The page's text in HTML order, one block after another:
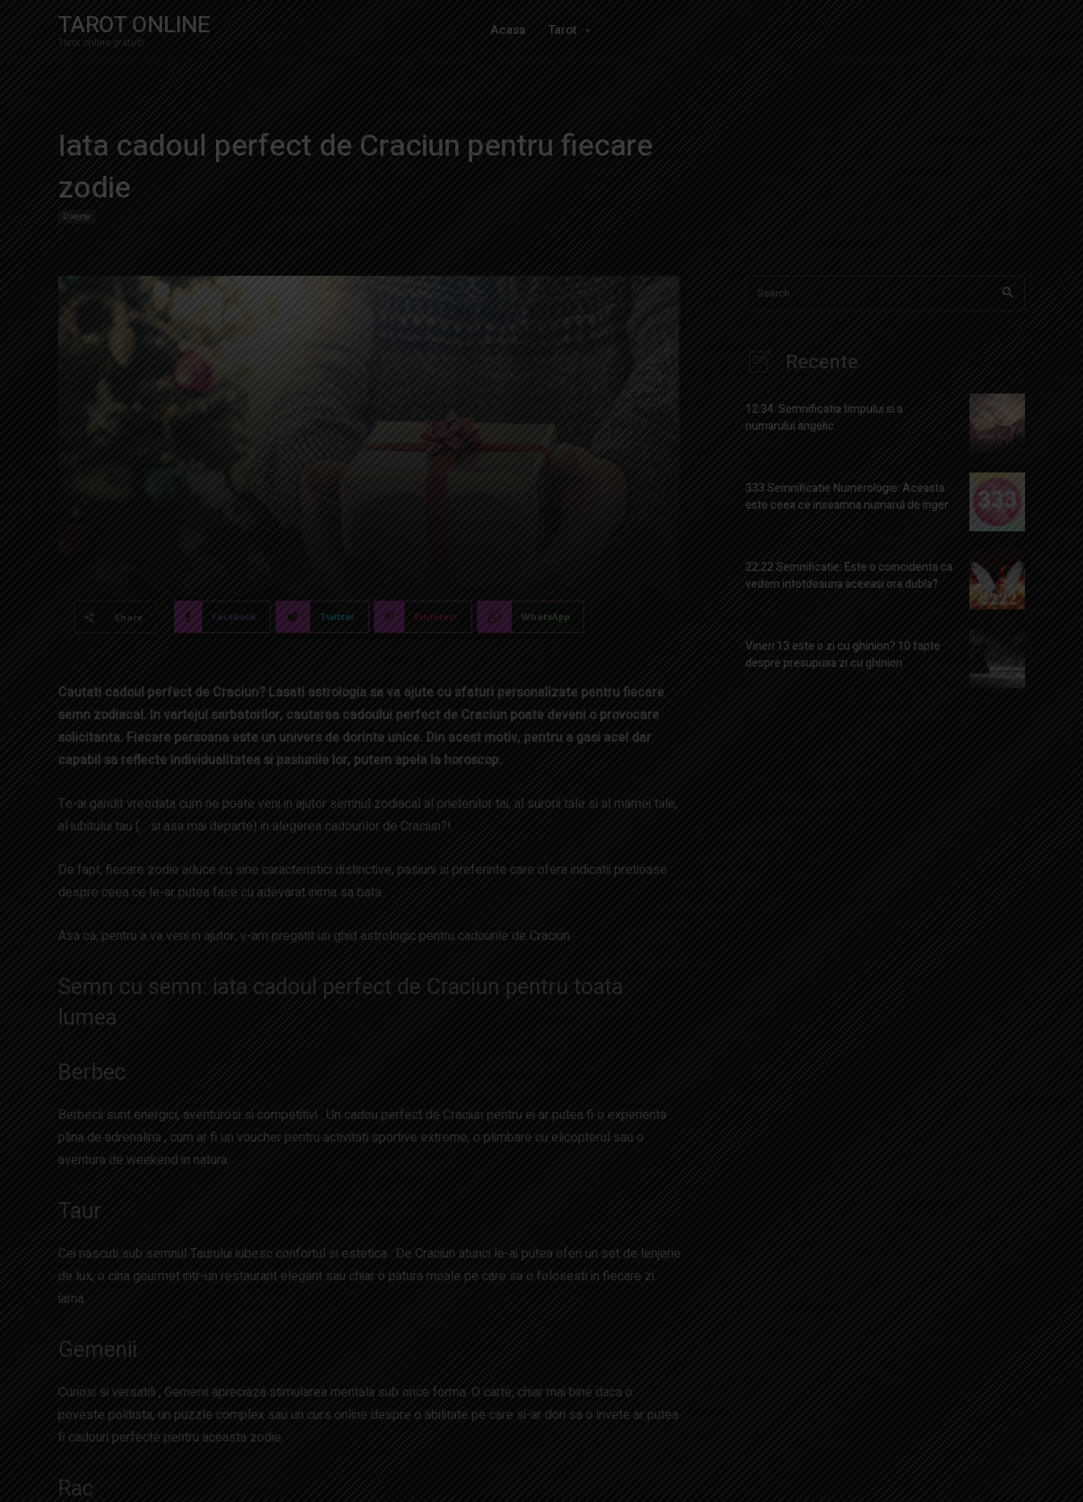
TAROT ONLINE
Tarot online gratuit!
Acasa Tarot
Iata cadoul perfect de Craciun pentru fiecare
zodie
Diverse
Share Facebook Twitter Pinterest WhatsApp
Cautati cadoul perfect de Craciun? Lasati astrologia sa va ajute cu sfaturi personalizate pentru fiecare
semn zodiacal. In vartejul sarbatorilor, cautarea cadoului perfect de Craciun poate deveni o provocare
solicitanta. Fiecare persoana este un univers de dorinte unice. Din acest motiv, pentru a gasi acel dar
capabil sa reflecte individualitatea si pasiunile lor, putem apela la horoscop.
Te-ai gandit vreodata cum ne poate veni in ajutor semnul zodiacal al prietenilor tai, al surorii tale si al mamei tale,
al iubitului tau (… si asa mai departe) in alegerea cadourilor de Craciun?!
De fapt, fiecare zodie aduce cu sine caracteristici distinctive, pasiuni si preferinte care ofera indicatii pretioase
despre ceea ce le-ar putea face cu adevarat inima sa bata.
Asa ca, pentru a va veni in ajutor, v-am pregatit un ghid astrologic pentru cadourile de Craciun.
Semn cu semn: iata cadoul perfect de Craciun pentru toata
lumea
Berbec
Berbecii sunt energici, aventurosi si competitivi . Un cadou perfect de Craciun pentru ei ar putea fi o experienta
plina de adrenalina , cum ar fi un voucher pentru activitati sportive extreme, o plimbare cu elicopterul sau o
aventura de weekend in natura.
Taur
Cei nascuti sub semnul Taurului iubesc confortul si estetica . De Craciun atunci le-ai putea oferi un set de lenjerie
de lux, o cina gourmet intr-un restaurant elegant sau chiar o patura moale pe care sa o folosesti in fiecare zi
iarna.
Gemenii
Curiosi si versatili , Gemenii apreciaza stimularea mentala sub orice forma. O carte, chiar mai bine daca o
poveste politista, un puzzle complex sau un curs online despre o abilitate pe care si-ar dori sa o invete ar putea
fi cadouri perfecte pentru aceasta zodie.
Rac
Search
Recente
12:34: Semnificatia timpului si a
numarului angelic
333 Semnificatie Numerologie: Aceasta
este ceea ce inseamna numarul de inger
22:22 Semnificatie: Este o coincidenta ca
vedem intotdeauna aceeasi ora dubla?
Vineri 13 este o zi cu ghinion? 10 fapte
despre presupusa zi cu ghinion